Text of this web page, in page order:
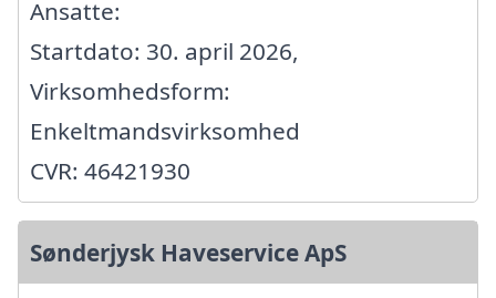
Ansatte:
Startdato: 30. april 2026,
Virksomhedsform:
Enkeltmandsvirksomhed
CVR: 46421930
Sønderjysk Haveservice ApS